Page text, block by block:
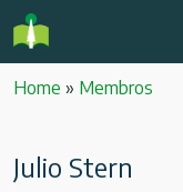
Home » Membros
Julio Stern